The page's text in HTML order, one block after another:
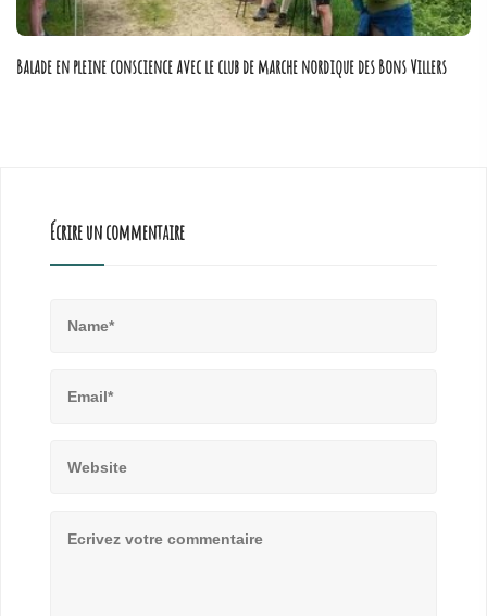
Balade en pleine conscience avec le club de marche nordique des Bons Villers
Écrire un commentaire